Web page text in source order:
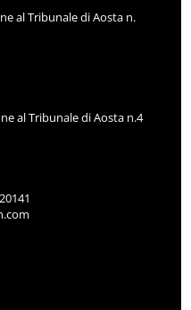
al Tribunale di Aosta n.
al Tribunale di Aosta n.4